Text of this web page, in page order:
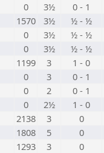
0 3½
0 - 1
1570 3½
½ - ½
0 3½
½ - ½
0 3½
½ - ½
1199 3
1 - 0
0 3
0 - 1
0 2
0 - 1
0 2½
1 - 0
2138 3
0
1808 5
0
1293 3
0